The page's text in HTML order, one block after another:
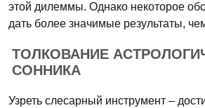
этой дилеммы. Однако некоторое
дать более значимые результаты,
ТОЛКОВАНИЕ
СОННИКА
Узреть слесарный инструмент –